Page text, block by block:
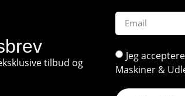
tilbud og
Jeg
Maskiner &